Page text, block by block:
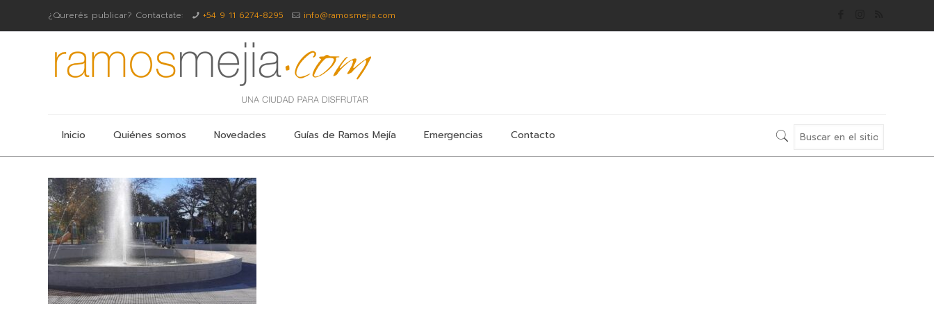
¿Qurerés publicar? Contactate: +54 9 11 6274-8295 info@ramosmejia.com
Inicio Quiénes somos Novedades Guías de Ramos Mejía Emergencias Contacto